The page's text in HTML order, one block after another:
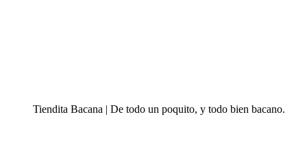
Tiendita Bacana | De todo un poquito, y todo bien bacano.